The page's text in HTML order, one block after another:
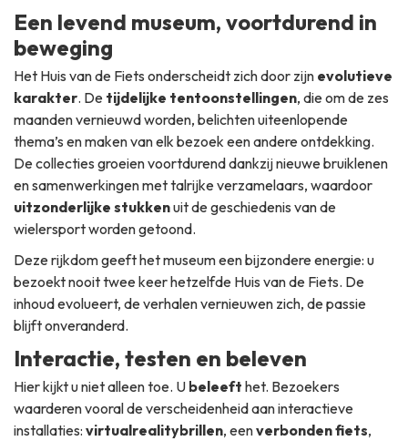
Een levend museum, voortdurend in
beweging
Het Huis van de Fiets onderscheidt zich door zijn evolutieve
karakter. De tijdelijke tentoonstellingen, die om de zes
maanden vernieuwd worden, belichten uiteenlopende
thema’s en maken van elk bezoek een andere ontdekking.
De collecties groeien voortdurend dankzij nieuwe bruiklenen
en samenwerkingen met talrijke verzamelaars, waardoor
uitzonderlijke stukkenuit de geschiedenis van de
wielersport worden getoond.
Deze rijkdom geeft het museum een bijzondere energie: u
bezoekt nooit twee keer hetzelfde Huis van de Fiets. De
inhoud evolueert, de verhalen vernieuwen zich, de passie
blijft onveranderd.
Interactie, testen en beleven
Hier kijkt u niet alleen toe. U beleeft het. Bezoekers
waarderen vooral de verscheidenheid aan interactieve
installaties: virtualrealitybrillen, eenverbonden fiets,